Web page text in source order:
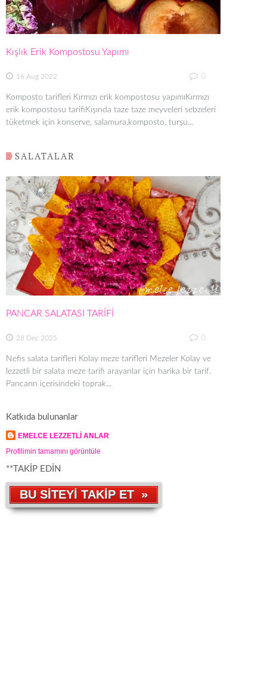
Kışlık Erik Kompostosu Yapımı
16 Aug 2022 0
Komposto tarifleri Kırmızı erik kompostosu yapımıKırmızı
erik kompostosu tarifiKışında taze taze meyveleri sebzeleri
tüketmek için konserve, salamura,komposto, turşu...
SALATALAR
PANCAR SALATASI TARİFİ
28 Dec 2025 0
Nefis salata tarifleri Kolay meze tarifleri Mezeler Kolay ve
lezzetli bir salata meze tarifi arayanlar için harika bir tarif.
Pancarın içerisindeki toprak...
Katkıda bulunanlar
EMELCE LEZZETLİ ANLAR
Profilimin tamamını görüntüle
**TAKİP EDİN
BU SİTEYİ TAKİP ET »